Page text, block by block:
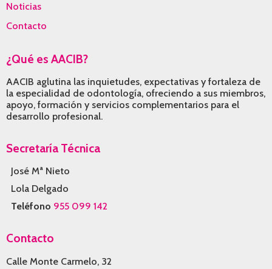
Noticias
Contacto
¿Qué es AACIB?
AACIB aglutina las inquietudes, expectativas y fortaleza de
la especialidad de odontología, ofreciendo a sus miembros,
apoyo, formación y servicios complementarios para el
desarrollo profesional.
Secretaría Técnica
José Mª Nieto
Lola Delgado
Teléfono 955 099 142
Contacto
Calle Monte Carmelo, 32